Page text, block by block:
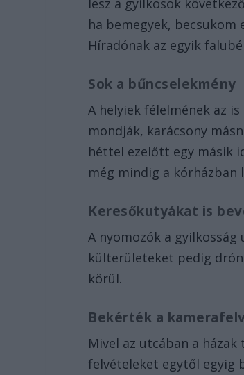
lesz a gyilkosok
ha bemegyek,
Híradónak az egyik
Sok a bűncselekmény
A helyiek félelmének az
mondják, karácsony
héttel ezelőtt egy másik
még mindig a kórházban
Keresőkutyákat is
A nyomozók a
külterületeket pedig
körül.
Bekérték a
Mivel az utcában a
felvételeket egytől egyig